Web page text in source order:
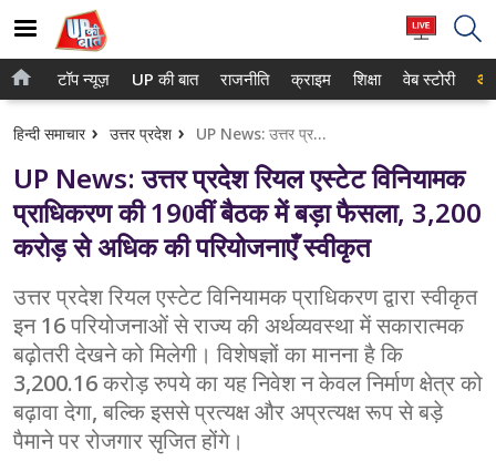
होम
टॉप न्यूज़
UP की बात
राजनीति
क्राइम
शिक्षा
वेब स्टोरी
टॉप न्यूज़ UP की बात राजनीति क्राइम शिक्षा वेब स्टोरी
हिन्दी समाचार उत्तर प्रदेश UP News: उत्तर प्रदेश रियल एस्टेट विनियामक प्राधिकरण की 190वीं बैठक में बड़ा फैसला, 3,200 करोड़ से अधिक की परियोजनाएँ स्वीकृत
UP News: उत्तर प्रदेश रियल एस्टेट विनियामक
प्राधिकरण की 190वीं बैठक में बड़ा फैसला, 3,200
करोड़ से अधिक की परियोजनाएँ स्वीकृत
उत्तर प्रदेश रियल एस्टेट विनियामक प्राधिकरण द्वारा स्वीकृत
इन 16 परियोजनाओं से राज्य की अर्थव्यवस्था में सकारात्मक
बढ़ोतरी देखने को मिलेगी। विशेषज्ञों का मानना है कि
3,200.16 करोड़ रुपये का यह निवेश न केवल निर्माण क्षेत्र को
बढ़ावा देगा, बल्कि इससे प्रत्यक्ष और अप्रत्यक्ष रूप से बड़े
पैमाने पर रोजगार सृजित होंगे।
गाजियाबाद
लखनऊ
कानपुर
वाराणसी
आगरा
अयोध्या
अलीगढ़